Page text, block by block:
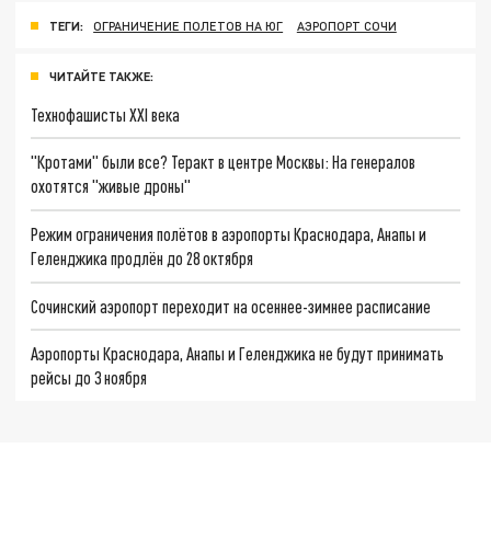
ТЕГИ: ОГРАНИЧЕНИЕ ПОЛЕТОВ НА ЮГ АЭРОПОРТ СОЧИ
ЧИТАЙТЕ ТАКЖЕ:
Технофашисты XXI века
"Кротами" были все? Теракт в центре Москвы: На генералов
охотятся "живые дроны"
Режим ограничения полётов в аэропорты Краснодара, Анапы и
Геленджика продлён до 28 октября
Сочинский аэропорт переходит на осеннее-зимнее расписание
Аэропорты Краснодара, Анапы и Геленджика не будут принимать
рейсы до 3 ноября